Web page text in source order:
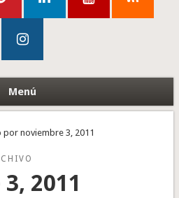
Menú
por noviembre 3, 2011
2011